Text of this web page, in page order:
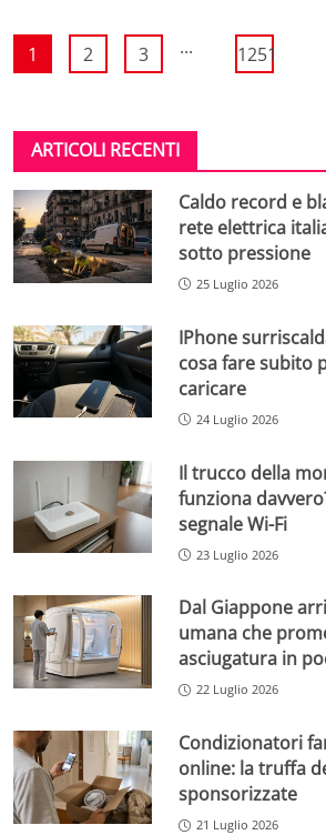
1 2 3 ... 1251
ARTICOLI RECENTI
Caldo record e
rete elettrica
sotto pressione
25 Luglio 2026
IPhone
cosa fare subito
caricare
24 Luglio 2026
Il trucco della
funziona
segnale Wi-Fi
23 Luglio 2026
Dal Giappone
umana che
asciugatura in
22 Luglio 2026
Condizionatori
online: la truffa
sponsorizzate
21 Luglio 2026